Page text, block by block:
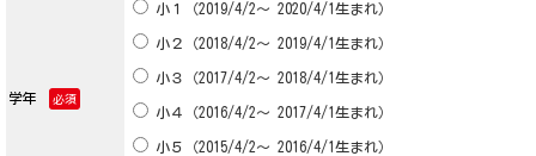
学年 必須
小１（2019/4/2～ 2020/4/1生まれ）
小２（2018/4/2～ 2019/4/1生まれ）
小３（2017/4/2～ 2018/4/1生まれ）
小４（2016/4/2～ 2017/4/1生まれ）
小５（2015/4/2～ 2016/4/1生まれ）